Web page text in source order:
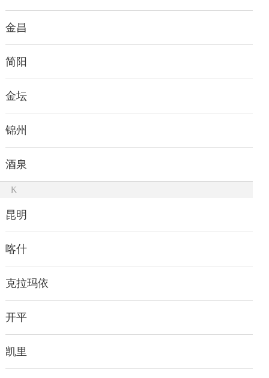
金昌
简阳
金坛
锦州
酒泉
K
昆明
喀什
克拉玛依
开平
凯里